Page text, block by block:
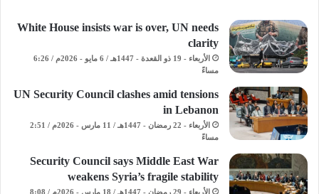
White House insists war is over, UN needs
clarity
الأربعاء - 19 ذو القعدة - 1447هـ / 6 مايو - 2026م / 6:26
مساءً
UN Security Council clashes amid tensions
in Lebanon
الأربعاء - 22 رمضان - 1447هـ / 11 مارس - 2026م / 2:51
مساءً
Security Council says Middle East War
weakens Syria’s fragile stability
الأربعاء - 29 رمضان - 1447هـ / 18 مارس - 2026م / 8:08